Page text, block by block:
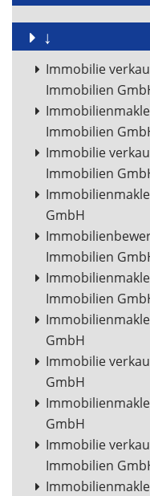
↓
Immobilie
Immobilien
Immobilien
Immobilie
Immobilien
GmbH
Immobilien
Immobilien
GmbH
Immobilie
GmbH
GmbH
Immobilie
Immobilien